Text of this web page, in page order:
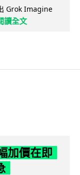
Grok Imagine
讀全文
加價在即